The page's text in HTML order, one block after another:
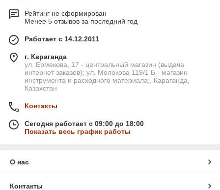
Рейтинг не сформирован
Менее 5 отзывов за последний год
Работает с 14.12.2011
г. Караганда
ул. Ермекова, 17 - центральный магазин (выдача
интернет заказов); ул. Молокова 119/1 Б - магазин
инструмента и расходного материала;, Караганда,
Казахстан
Контакты
Сегодня работает с 09:00 до 18:00
Показать весь график работы
О нас
Контакты